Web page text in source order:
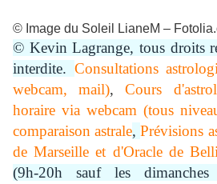
© Image du Soleil LianeM –
© Kevin Lagrange, tous droits
interdite. Consultations
webcam, mail),Cours
horaire via webcam (tous
comparaison astrale,Prévisions
de Marseille et d'Oracle de
(9h-20h sauf les